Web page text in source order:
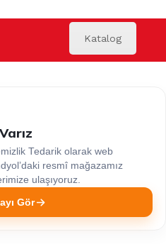
Katalog
Tedarik olarak web
resmî mağazamız
ulaşıyoruz.
Gör